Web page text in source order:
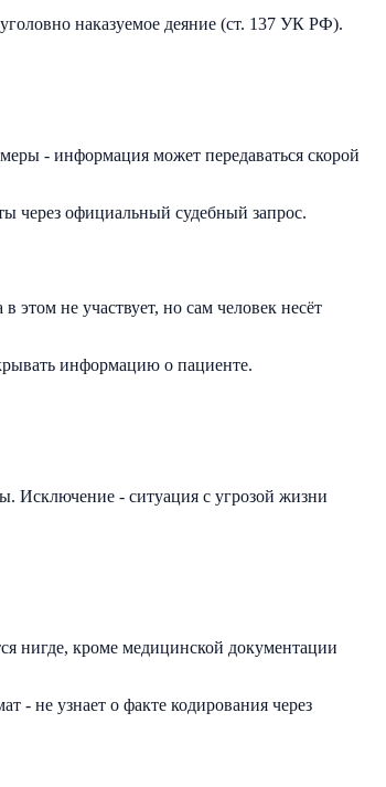
наказуемое деяние (ст. 137 УК РФ).
- информация может передаваться скорой
через официальный судебный запрос.
не участвует, но сам человек несёт
информацию о пациенте.
Исключение - ситуация с угрозой жизни
нигде, кроме медицинской документации
- не узнает о факте кодирования через